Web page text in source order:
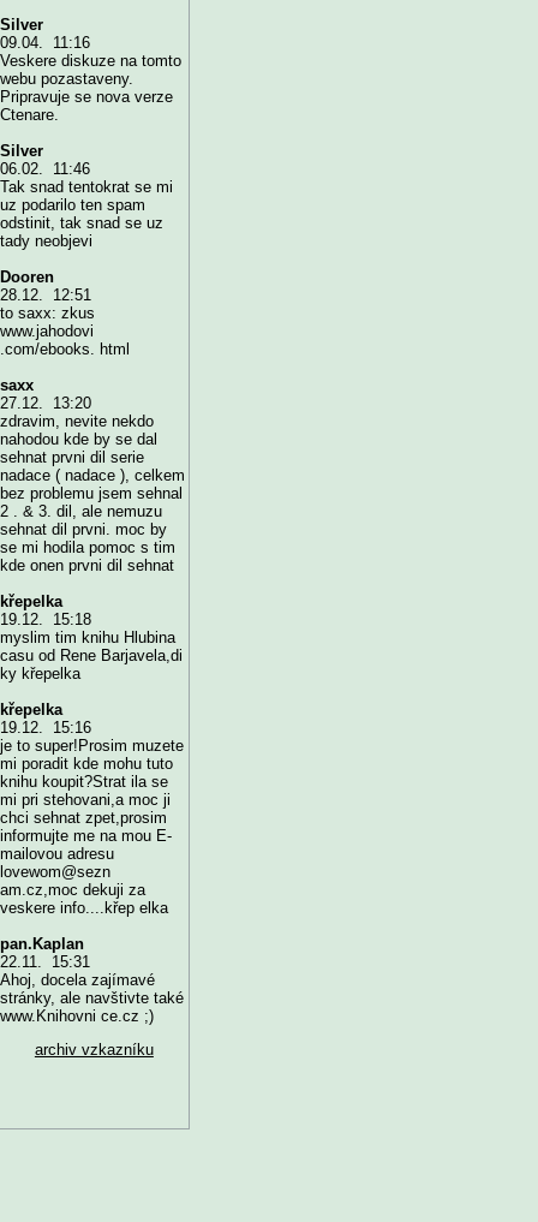
Silver
09.04. 11:16
Veskere diskuze na tomto
webu pozastaveny.
Pripravuje se nova verze
Ctenare.
Silver
06.02. 11:46
Tak snad tentokrat se mi
uz podarilo ten spam
odstinit, tak snad se uz
tady neobjevi
Dooren
28.12. 12:51
to saxx: zkus
www.jahodovi
.com/ebooks. html
saxx
27.12. 13:20
zdravim, nevite nekdo
nahodou kde by se dal
sehnat prvni dil serie
nadace ( nadace ), celkem
bez problemu jsem sehnal
2 . & 3. dil, ale nemuzu
sehnat dil prvni. moc by
se mi hodila pomoc s tim
kde onen prvni dil sehnat
křepelka
19.12. 15:18
myslim tim knihu Hlubina
casu od Rene Barjavela,di
ky křepelka
křepelka
19.12. 15:16
je to super!Prosim muzete
mi poradit kde mohu tuto
knihu koupit?Strat ila se
mi pri stehovani,a moc ji
chci sehnat zpet,prosim
informujte me na mou E-
mailovou adresu
lovewom@sezn
am.cz,moc dekuji za
veskere info....křep elka
pan.Kaplan
22.11. 15:31
Ahoj, docela zajímavé
stránky, ale navštivte také
www.Knihovni ce.cz ;)
archiv vzkazníku